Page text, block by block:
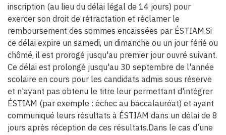
inscription (au lieu du délai légal de 14 jours) pour
exercer son droit de rétractation et réclamer le
remboursement des sommes encaissées par ÉSTIAM.Si
ce délai expire un samedi, un dimanche ou un jour férié ou
chômé, il est prorogé jusqu'au premier jour ouvré suivant.
Ce délai est prolongé jusqu'au 30 septembre de l'année
scolaire en cours pour les candidats admis sous réserve
et n'ayant pas obtenu le titre leur permettant d'intégrer
ÉSTIAM (par exemple : échec au baccalauréat) et ayant
communiqué leurs résultats à ÉSTIAM dans un délai de 8
jours après réception de ces résultats.Dans le cas d’une